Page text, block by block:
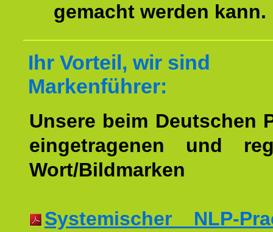
gemacht werden kann.
Ihr Vorteil, wir sind
Markenführer:
Unsere beim Deutschen
eingetragenen und
Wort/Bildmarken
Systemischer NLP-